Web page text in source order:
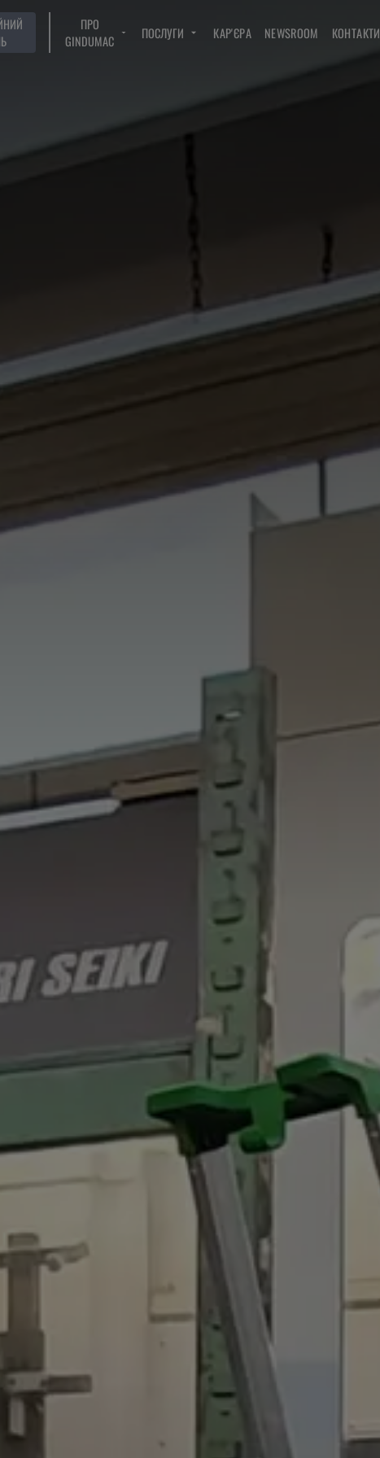
ПРО
GINDUMAC
ПОСЛУГИ КАР'ЄРА NEWSROOM КОНТАКТИ